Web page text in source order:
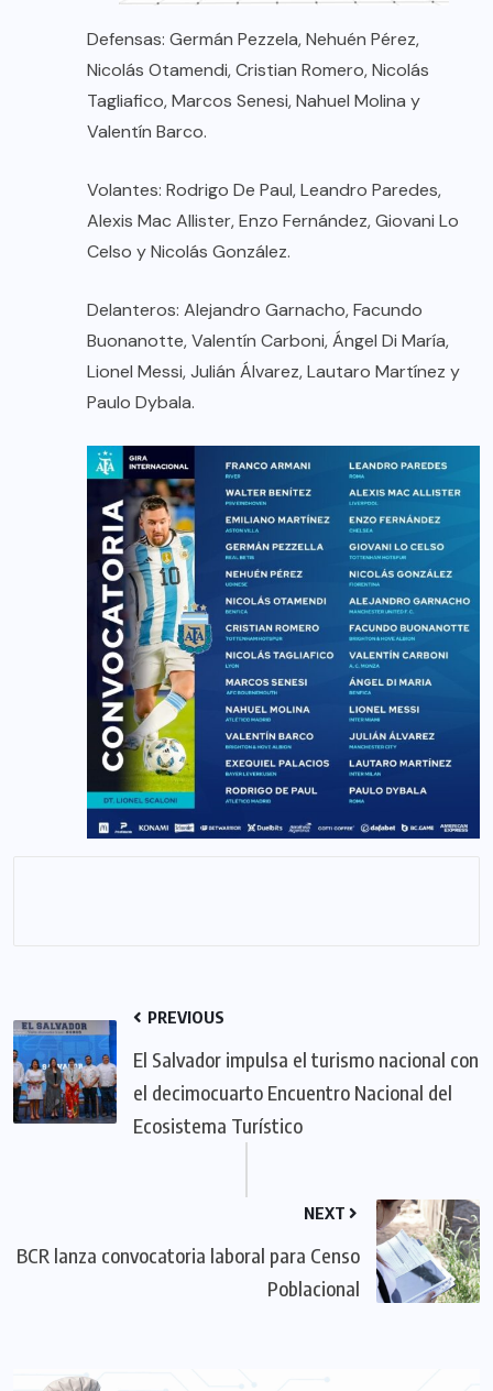
Defensas: Germán Pezzela, Nehuén Pérez,
Nicolás Otamendi, Cristian Romero, Nicolás
Tagliafico, Marcos Senesi, Nahuel Molina y
Valentín Barco.
Volantes: Rodrigo De Paul, Leandro Paredes,
Alexis Mac Allister, Enzo Fernández, Giovani Lo
Celso y Nicolás González.
Delanteros: Alejandro Garnacho, Facundo
Buonanotte, Valentín Carboni, Ángel Di María,
Lionel Messi, Julián Álvarez, Lautaro Martínez y
Paulo Dybala.
PREVIOUS
El Salvador impulsa el turismo nacional con
el decimocuarto Encuentro Nacional del
Ecosistema Turístico
NEXT
BCR lanza convocatoria laboral para Censo
Poblacional